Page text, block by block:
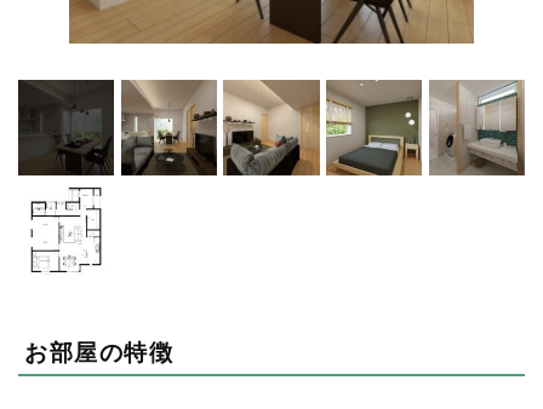
お部屋の特徴